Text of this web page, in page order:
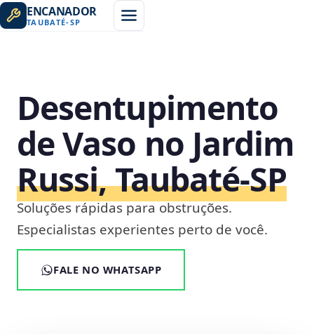
ENCANADOR
TAUBATÉ-SP
Desentupimento
de Vaso no Jardim
Russi, Taubaté‑SP
Soluções rápidas para obstruções.
Especialistas experientes perto de você.
FALE NO WHATSAPP